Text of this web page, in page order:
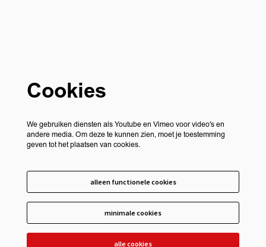
Cookies
We gebruiken diensten als Youtube en Vimeo voor video's en
andere media. Om deze te kunnen zien, moet je toestemming
geven tot het plaatsen van cookies.
alleen functionele cookies
minimale cookies
alle cookies